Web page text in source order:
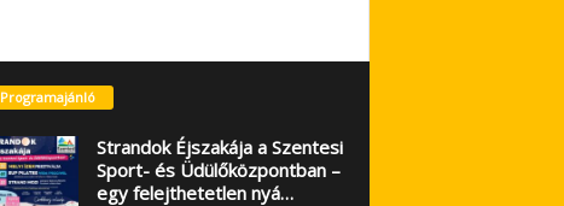
Programajánló
Strandok Éjszakája a Szentesi
Sport- és Üdülőközpontban –
egy felejthetetlen nyá…